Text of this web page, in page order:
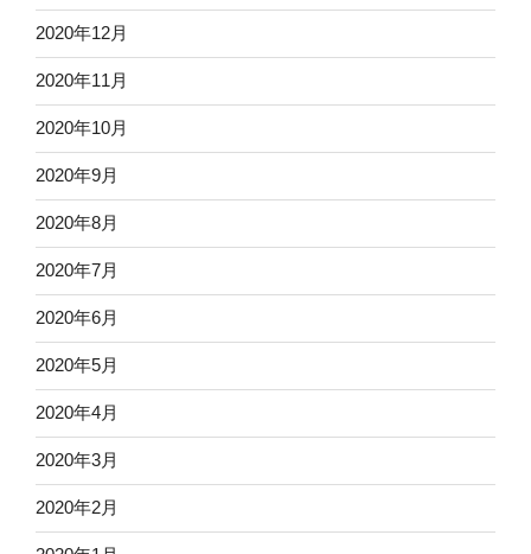
2020年12月
2020年11月
2020年10月
2020年9月
2020年8月
2020年7月
2020年6月
2020年5月
2020年4月
2020年3月
2020年2月